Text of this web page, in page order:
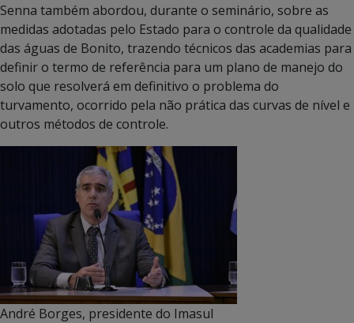
Senna também abordou, durante o seminário, sobre as
medidas adotadas pelo Estado para o controle da qualidade
das águas de Bonito, trazendo técnicos das academias para
definir o termo de referência para um plano de manejo do
solo que resolverá em definitivo o problema do
turvamento, ocorrido pela não prática das curvas de nível e
outros métodos de controle.
André Borges, presidente do Imasul